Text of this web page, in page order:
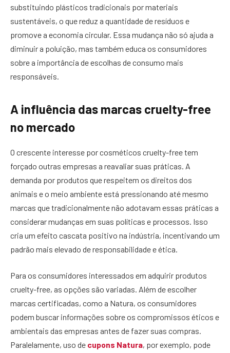
substituindo plásticos tradicionais por materiais
sustentáveis, o que reduz a quantidade de resíduos e
promove a economia circular. Essa mudança não só ajuda a
diminuir a poluição, mas também educa os consumidores
sobre a importância de escolhas de consumo mais
responsáveis.
A influência das marcas cruelty-free
no mercado
O crescente interesse por cosméticos cruelty-free tem
forçado outras empresas a reavaliar suas práticas. A
demanda por produtos que respeitem os direitos dos
animais e o meio ambiente está pressionando até mesmo
marcas que tradicionalmente não adotavam essas práticas a
considerar mudanças em suas políticas e processos. Isso
cria um efeito cascata positivo na indústria, incentivando um
padrão mais elevado de responsabilidade e ética.
Para os consumidores interessados em adquirir produtos
cruelty-free, as opções são variadas. Além de escolher
marcas certificadas, como a Natura, os consumidores
podem buscar informações sobre os compromissos éticos e
ambientais das empresas antes de fazer suas compras.
Paralelamente, uso de cupons Natura, por exemplo, pode